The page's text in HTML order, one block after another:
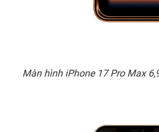
Màn hình iPhone 17 Pro Max